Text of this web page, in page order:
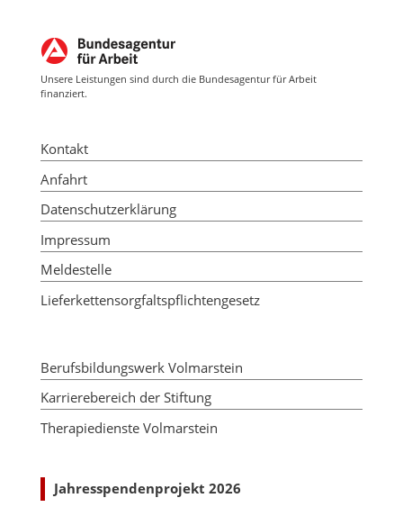
Unsere Leistungen sind durch die Bundesagentur für Arbeit
finanziert.
Kontakt
Anfahrt
Datenschutzerklärung
Impressum
Meldestelle
Lieferkettensorgfaltspflichtengesetz
Berufsbildungswerk Volmarstein
Karrierebereich der Stiftung
Therapiedienste Volmarstein
Jahresspendenprojekt 2026